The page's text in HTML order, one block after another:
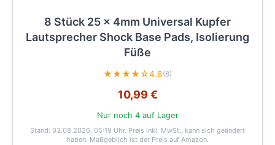
8 Stück 25 x 4mm Universal Kupfer
Lautsprecher Shock Base Pads, Isolierung
Füße
★★★★☆4.8(8)
10,99 €
Nur noch 4 auf Lager
Stand: 03.08.2026, 05:19 Uhr. Preis inkl. MwSt., kann sich geändert
haben. Maßgeblich ist der Preis auf Amazon.